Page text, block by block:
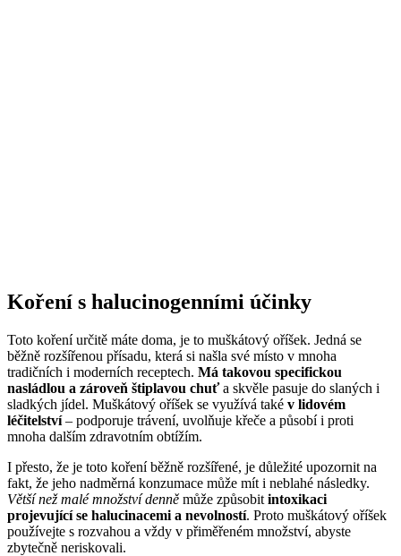
Koření s halucinogenními účinky
Toto koření určitě máte doma, je to muškátový oříšek. Jedná se
běžně rozšířenou přísadu, která si našla své místo v mnoha
tradičních i moderních receptech. Má takovou specifickou
nasládlou a zároveň štiplavou chuťa skvěle pasuje do slaných i
sladkých jídel. Muškátový oříšek se využívá také v lidovém
léčitelství– podporuje trávení, uvolňuje křeče a působí i proti
mnoha dalším zdravotním obtížím.
I přesto, že je toto koření běžně rozšířené, je důležité upozornit na
fakt, že jeho nadměrná konzumace může mít i neblahé následky.
Větší než malé množství denně může způsobit intoxikaci
projevující se halucinacemi a nevolností. Proto muškátový oříšek
používejte s rozvahou a vždy v přiměřeném množství, abyste
zbytečně neriskovali.